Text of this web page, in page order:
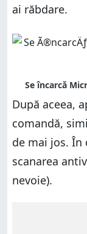
ai răbdare.
După aceea,
comandă,
de mai jos. În
scanarea
nevoie).